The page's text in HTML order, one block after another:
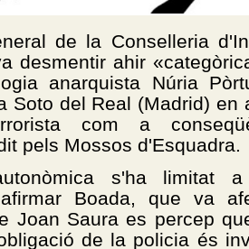
de la Conselleria
desmentir ahir
anarquista Núria
Soto del Real (Madrid) en
com a
pels Mossos d'Esquadra.
s'ha limitat
Boada, que va
Joan Saura es percep
de la policia és